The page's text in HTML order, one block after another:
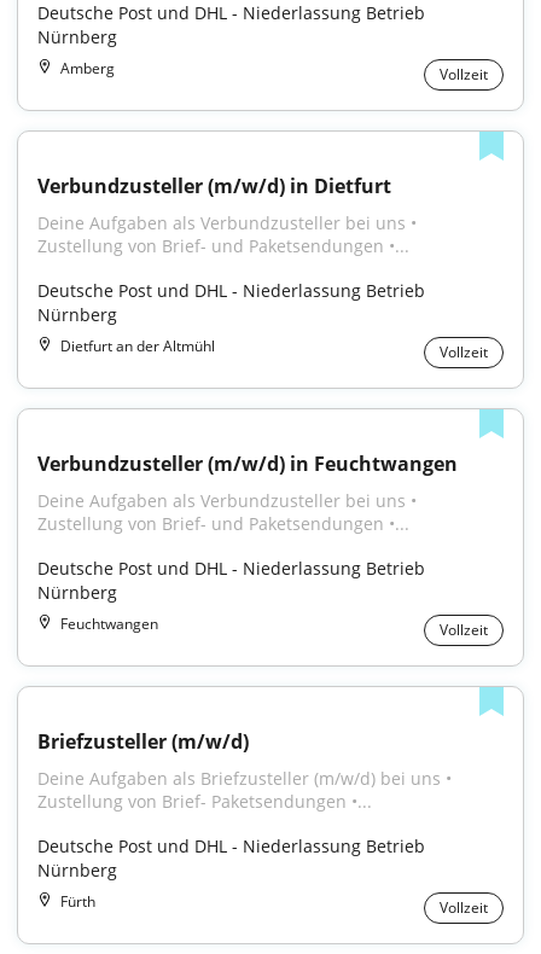
Deutsche Post und DHL - Niederlassung Betrieb
Nürnberg
Amberg Vollzeit
Verbundzusteller (m/w/d) in Dietfurt
Deine Aufgaben als Verbundzusteller bei uns •
Zustellung von Brief- und Paketsendungen •...
Deutsche Post und DHL - Niederlassung Betrieb
Nürnberg
Dietfurt an der Altmühl Vollzeit
Verbundzusteller (m/w/d) in Feuchtwangen
Deine Aufgaben als Verbundzusteller bei uns •
Zustellung von Brief- und Paketsendungen •...
Deutsche Post und DHL - Niederlassung Betrieb
Nürnberg
Feuchtwangen Vollzeit
Briefzusteller (m/w/d)
Deine Aufgaben als Briefzusteller (m/w/d) bei uns •
Zustellung von Brief- Paketsendungen •...
Deutsche Post und DHL - Niederlassung Betrieb
Nürnberg
Fürth Vollzeit